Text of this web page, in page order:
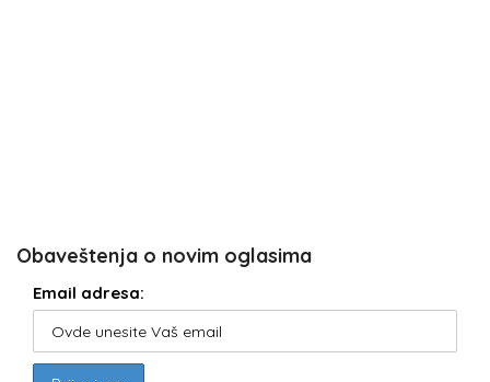
Obaveštenja o novim oglasima
Email adresa: